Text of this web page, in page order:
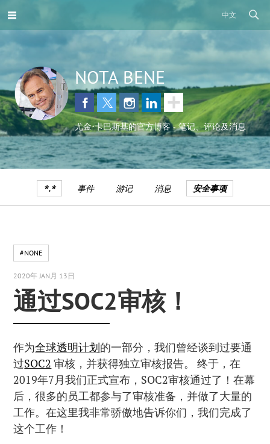
中文
NOTA BENE
尤金•卡巴斯基的官方博客 - 笔记、评论及消息
*.* 事件 游记 消息 安全事项
#NONE
2020年 JAN月 13日
通过SOC2审核！
作为全球透明计划的一部分，我们曾经谈到过要通
过SOC2 审核，并获得独立审核报告。 终于，在
2019年7月我们正式宣布，SOC2审核通过了！在幕
后，很多的员工都参与了审核准备，并做了大量的
工作。在这里我非常骄傲地告诉你们，我们完成了
这个工作！